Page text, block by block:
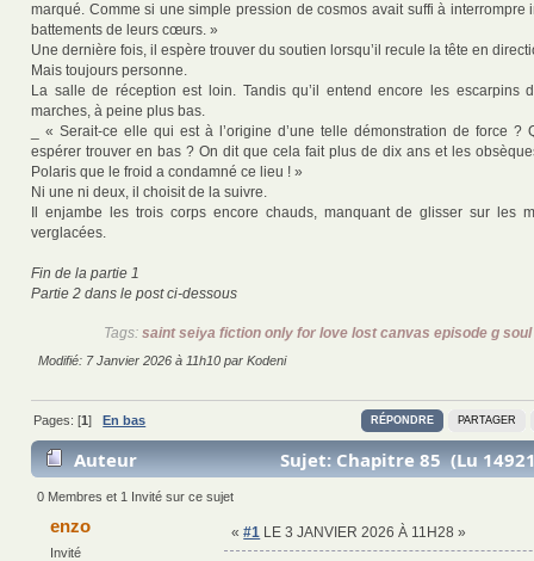
marqué. Comme si une simple pression de cosmos avait suffi à interrompre
battements de leurs cœurs. »
Une dernière fois, il espère trouver du soutien lorsqu’il recule la tête en
Mais toujours personne.
La salle de réception est loin. Tandis qu’il entend encore les escarpins
marches, à peine plus bas.
_ « Serait-ce elle qui est à l’origine d’une telle démonstration de force ?
espérer trouver en bas ? On dit que cela fait plus de dix ans et les
Polaris que le froid a condamné ce lieu ! »
Ni une ni deux, il choisit de la suivre.
Il enjambe les trois corps encore chauds, manquant de glisser sur les
verglacées.
Fin de la partie 1
Partie 2 dans le post ci-dessous
Tags: saint seiya fiction only for love lost canvas episode g soul
Modifié: 7 Janvier 2026 à 11h10 par Kodeni
RÉPONDRE PARTAGER
Pages: [1]En bas
Auteur Sujet: Chapitre 85 (Lu
0 Membres et 1 Invité sur ce sujet
enzo
Invité
«#1 LE 3 JANVIER 2026 À 11H28 »